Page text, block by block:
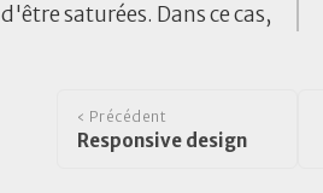
saturées. Dans ce cas,
‹ Précédent
Responsive design